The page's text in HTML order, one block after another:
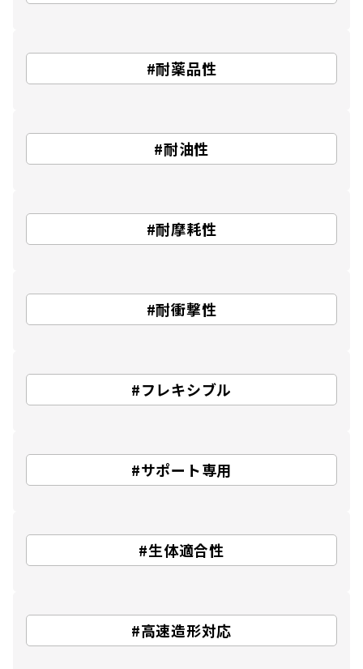
#耐薬品性
#耐油性
#耐摩耗性
#耐衝撃性
#フレキシブル
#サポート専用
#生体適合性
#高速造形対応